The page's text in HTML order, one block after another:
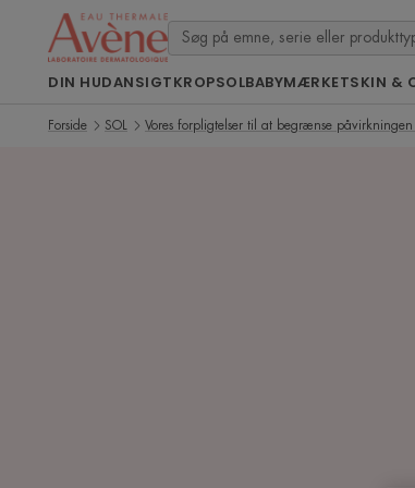
DIN HUDANSIGTKROPSOLBABYMÆRKETSKIN &
Forside SOL Vores forpligtelser til at begrænse